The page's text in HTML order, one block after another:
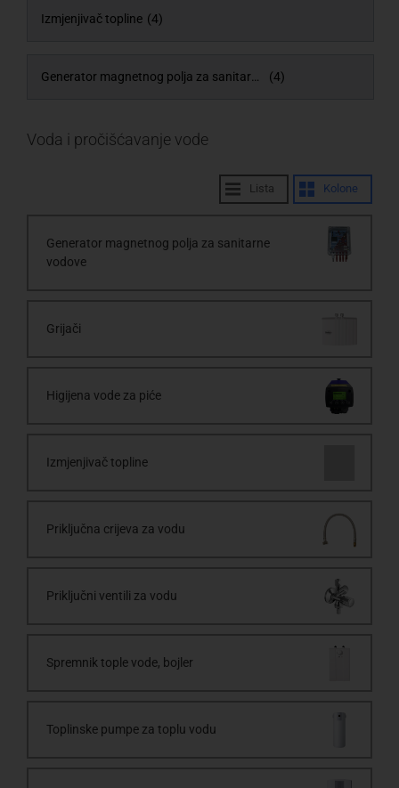
Izmjenjivač topline (4)
(4)
Lista Kolone
Voda i pročišćavanje vode
Generator magnetnog polja za sanitarne
vodove
Grijači
Higijena vode za piće
Izmjenjivač topline
Priključna crijeva za vodu
Priključni ventili za vodu
Spremnik tople vode, bojler
Toplinske pumpe za toplu vodu